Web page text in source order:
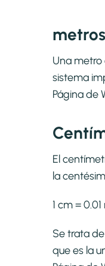
metros
Una
sistema
Página de
El
la
1 cm = 0.01
Se trata
que es la